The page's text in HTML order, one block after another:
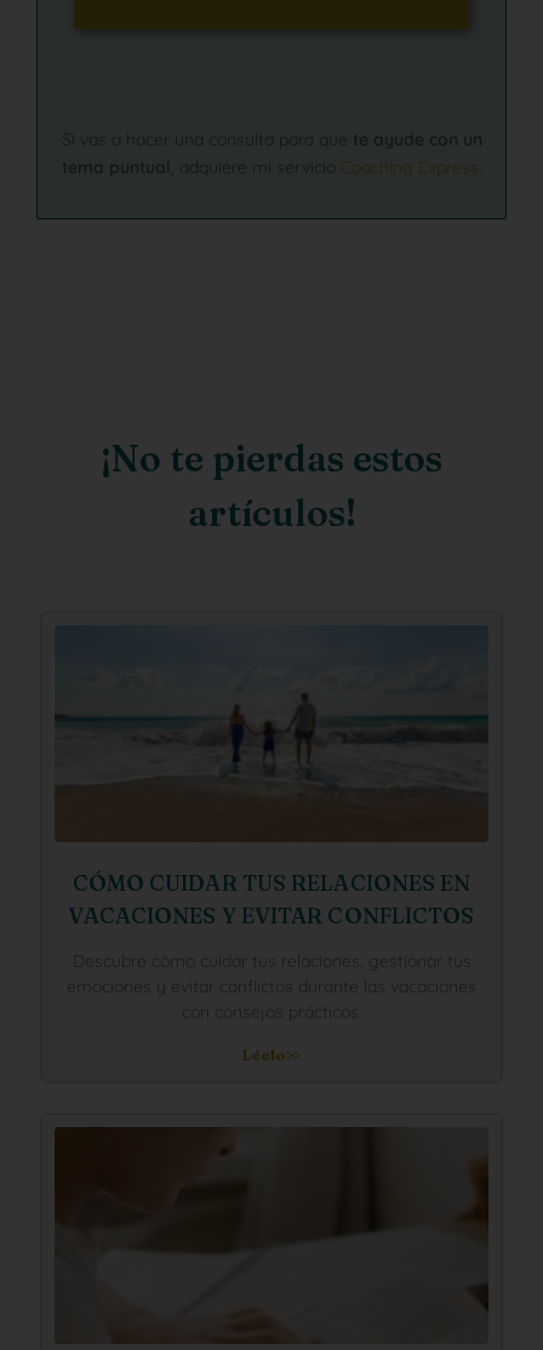
Si vas a hacer una consulta para que te ayude con un
tema puntual
, adquiere mi servicio Coaching Express
¡No te pierdas estos
artículos!
CÓMO CUIDAR TUS RELACIONES EN
VACACIONES Y EVITAR CONFLICTOS
Descubre cómo cuidar tus relaciones, gestionar tus
emociones y evitar conflictos durante las vacaciones
con consejos prácticos.
Léelo>>